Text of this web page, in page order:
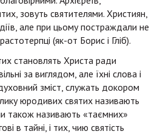
зовуть святителями. Християн,
але при цьому постраждали не
(як-от Борис і Гліб).
становлять Христа ради
за виглядом, але їхні слова і
зміст, служать докором
юродивих святих називають
також називають «таємних»
в тайні, і тих, чию святість